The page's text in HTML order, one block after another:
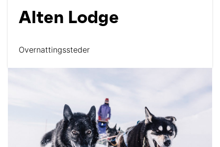
Alten Lodge
Overnattingssteder